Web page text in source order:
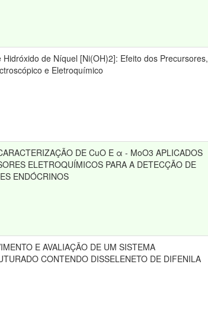
Hidróxido de Níquel [Ni(OH)2]: Efeito dos Precursores,
e Eletroquímico
DE CuO E α - MoO3 APLICADOS
ELETROQUÍMICOS PARA A DETECÇÃO DE
ENDÓCRINOS
E AVALIAÇÃO DE UM SISTEMA
CONTENDO DISSELENETO DE DIFENILA